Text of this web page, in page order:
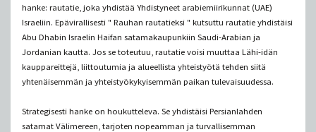
hanke: rautatie, joka yhdistää Yhdistyneet arabiemiirikunnat (UAE)
Israeliin. Epävirallisesti " Rauhan rautatieksi " kutsuttu rautatie yhdistäisi
Abu Dhabin Israelin Haifan satamakaupunkiin Saudi-Arabian ja
Jordanian kautta. Jos se toteutuu, rautatie voisi muuttaa Lähi-idän
kauppareittejä, liittoutumia ja alueellista yhteistyötä tehden siitä
yhtenäisemmän ja yhteistyökykyisemmän paikan tulevaisuudessa.
Strategisesti hanke on houkutteleva. Se yhdistäisi Persianlahden
satamat Välimereen, tarjoten nopeamman ja turvallisemman